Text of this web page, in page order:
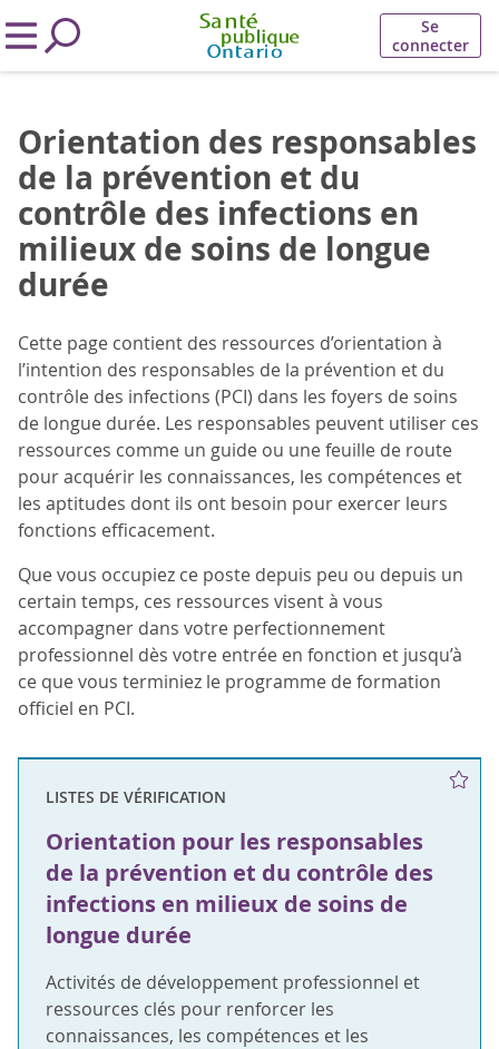
Se
connecter
Orientation des responsables
de la prévention et du
contrôle des infections en
milieux de soins de longue
durée
Cette page contient des ressources d’orientation à
l’intention des responsables de la prévention et du
contrôle des infections (PCI) dans les foyers de soins
de longue durée. Les responsables peuvent utiliser ces
ressources comme un guide ou une feuille de route
pour acquérir les connaissances, les compétences et
les aptitudes dont ils ont besoin pour exercer leurs
fonctions efficacement.
Que vous occupiez ce poste depuis peu ou depuis un
certain temps, ces ressources visent à vous
accompagner dans votre perfectionnement
professionnel dès votre entrée en fonction et jusqu’à
ce que vous terminiez le programme de formation
officiel en PCI.
LISTES DE VÉRIFICATION
Orientation pour les responsables
de la prévention et du contrôle des
infections en milieux de soins de
longue durée
Activités de développement professionnel et
ressources clés pour renforcer les
connaissances, les compétences et les